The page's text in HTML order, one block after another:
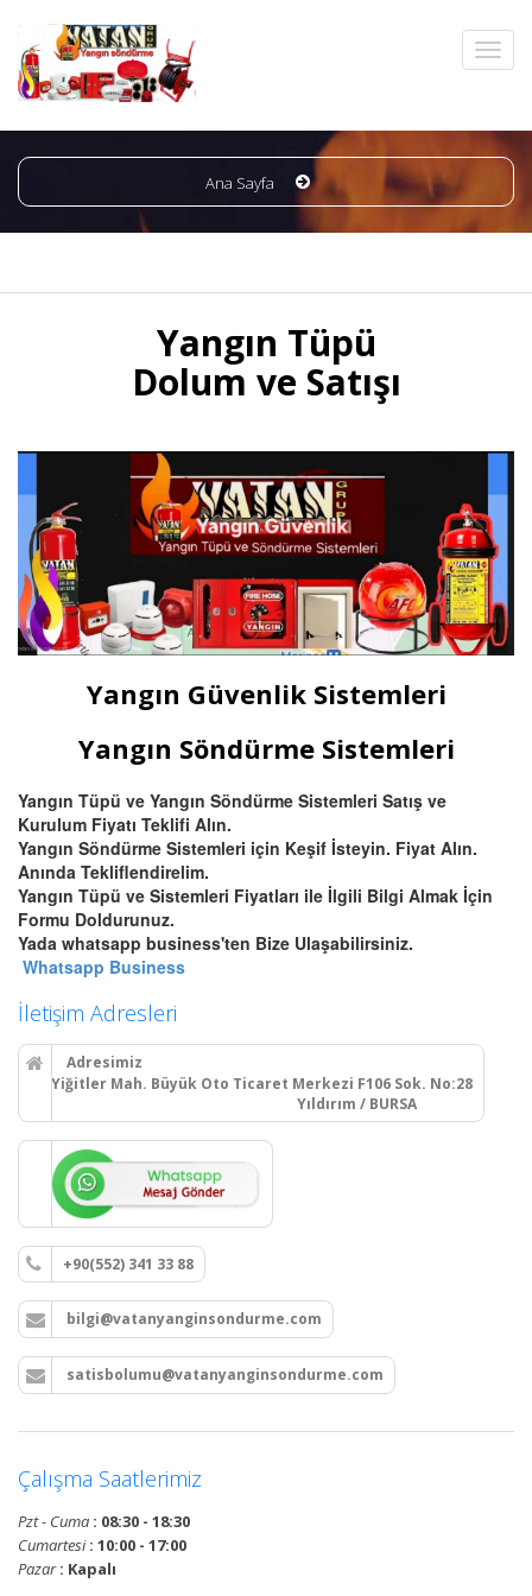
Ana Sayfa
Yangın Tüpü
Dolum ve Satışı
Yangın Güvenlik Sistemleri
Yangın Söndürme Sistemleri
Yangın Tüpü ve Yangın Söndürme Sistemleri Satış ve
Kurulum Fiyatı Teklifi Alın.
Yangın Söndürme Sistemleri için Keşif İsteyin. Fiyat Alın.
Anında Tekliflendirelim.
Yangın Tüpü ve Sistemleri Fiyatları ile İlgili Bilgi Almak İçin
Formu Doldurunuz.
Yada whatsapp business'ten Bize Ulaşabilirsiniz.
Whatsapp Business
İletişim Adresleri
Adresimiz
Yiğitler Mah. Büyük Oto Ticaret Merkezi F106 Sok. No:28
Yıldırım / BURSA
+90(552) 341 33 88
bilgi@vatanyanginsondurme.com
satisbolumu@vatanyanginsondurme.com
Çalışma Saatlerimiz
Pzt - Cuma : 08:30 - 18:30
Cumartesi: 10:00 - 17:00
Pazar: Kapalı